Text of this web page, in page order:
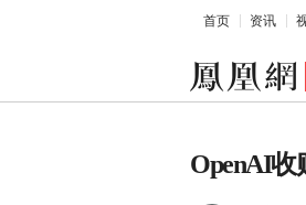
首页 资讯
OpenAI